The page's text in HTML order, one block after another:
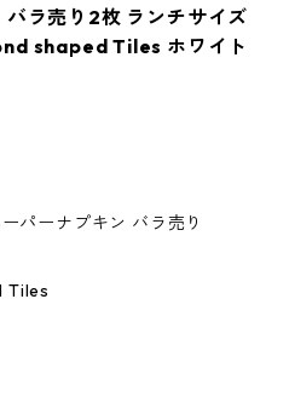
ラ売り2枚 ランチサイズ
shaped Tiles ホワイト
パーナプキン バラ売り
Tiles